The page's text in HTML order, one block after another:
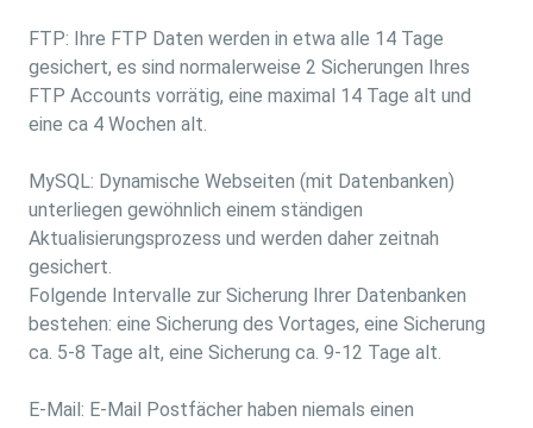
FTP: Ihre FTP Daten werden in etwa alle 14 Tage
gesichert, es sind normalerweise 2 Sicherungen Ihres
FTP Accounts vorrätig, eine maximal 14 Tage alt und
eine ca 4 Wochen alt.
MySQL: Dynamische Webseiten (mit Datenbanken)
unterliegen gewöhnlich einem ständigen
Aktualisierungsprozess und werden daher zeitnah
gesichert.
Folgende Intervalle zur Sicherung Ihrer Datenbanken
bestehen: eine Sicherung des Vortages, eine Sicherung
ca. 5-8 Tage alt, eine Sicherung ca. 9-12 Tage alt.
E-Mail: E-Mail Postfächer haben niemals einen